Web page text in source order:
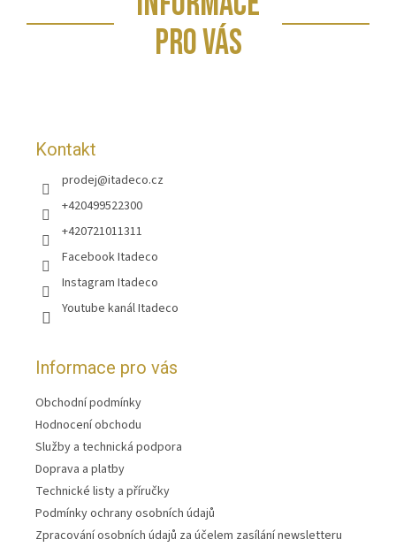
PRO VÁS
Kontakt
prodej@itadeco.cz
+420499522300
+420721011311
Facebook Itadeco
Instagram Itadeco
Youtube kanál Itadeco
Informace pro vás
Obchodní podmínky
Hodnocení obchodu
Služby a technická podpora
Doprava a platby
Technické listy a příručky
Podmínky ochrany osobních údajů
Zpracování osobních údajů za účelem zasílání newsletteru